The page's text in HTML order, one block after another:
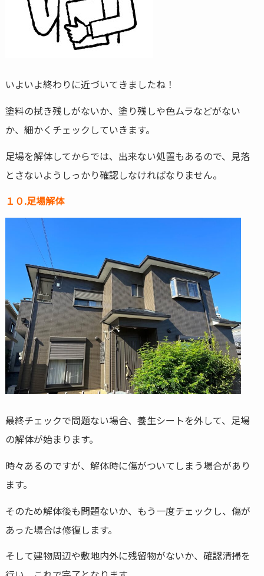
いよいよ終わりに近づいてきましたね！
塗料の拭き残しがないか、塗り残しや色ムラなどがない
か、細かくチェックしていきます。
足場を解体してからでは、出来ない処置もあるので、見落
とさないようしっかり確認しなければなりません。
１０.足場解体
最終チェックで問題ない場合、養生シートを外して、足場
の解体が始まります。
時々あるのですが、解体時に傷がついてしまう場合があり
ます。
そのため解体後も問題ないか、もう一度チェックし、傷が
あった場合は修復します。
そして建物周辺や敷地内外に残留物がないか、確認清掃を